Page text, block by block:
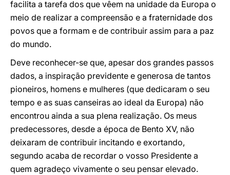
facilita a tarefa dos que vêem na unidade da Europa o
meio de realizar a compreensão e a fraternidade dos
povos que a formam e de contribuir assim para a paz
do mundo.
Deve reconhecer-se que, apesar dos grandes passos
dados, a inspiração previdente e generosa de tantos
pioneiros, homens e mulheres (que dedicaram o seu
tempo e as suas canseiras ao ideal da Europa) não
encontrou ainda a sua plena realização. Os meus
predecessores, desde a época de Bento XV, não
deixaram de contribuir incitando e exortando,
segundo acaba de recordar o vosso Presidente a
quem agradeço vivamente o seu pensar elevado.